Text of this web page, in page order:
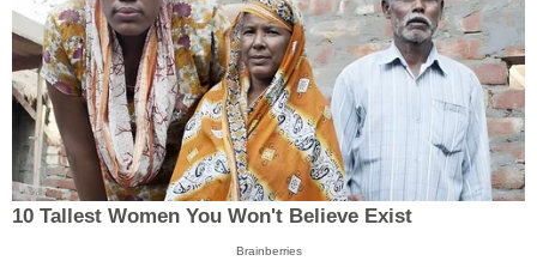
10 Tallest Women You Won't Believe Exist
Brainberries